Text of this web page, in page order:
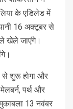
के एडिलेड में
16 अक्टूबर से
खेले जाएंगे।
से शुरू होगा और
पर्थ और
13 नवंबर